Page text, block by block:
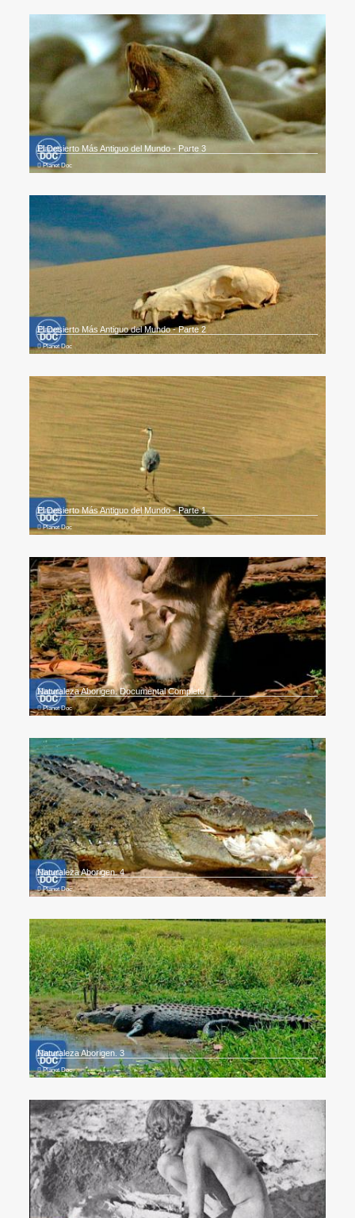
El Desierto Más Antiguo del Mundo - Parte 3
Planet Doc
El Desierto Más Antiguo del Mundo - Parte 2
Planet Doc
El Desierto Más Antiguo del Mundo - Parte 1
Planet Doc
Naturaleza Aborigen. Documental Completo
Planet Doc
Naturaleza Aborigen. 4
Planet Doc
Naturaleza Aborigen. 3
Planet Doc